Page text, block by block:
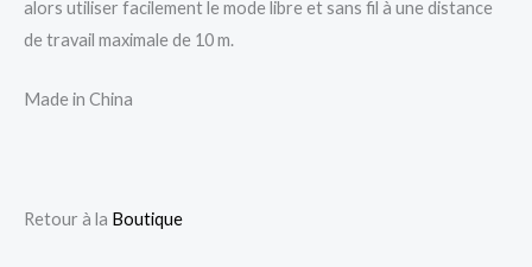
alors utiliser facilement le mode libre et sans fil à une distance
de travail maximale de 10 m.
Made in China
Retour à la Boutique